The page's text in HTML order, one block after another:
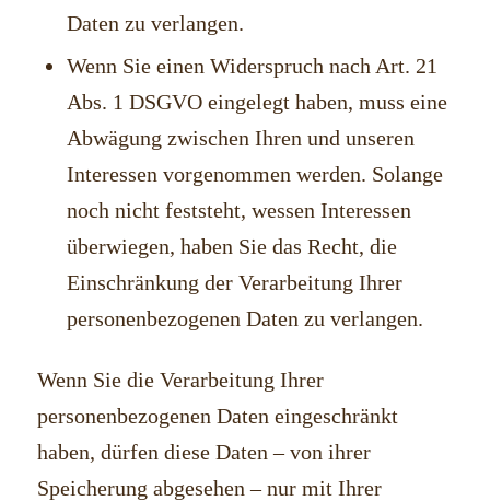
Daten zu verlangen.
Wenn Sie einen Widerspruch nach Art. 21
Abs. 1 DSGVO eingelegt haben, muss eine
Abwägung zwischen Ihren und unseren
Interessen vorgenommen werden. Solange
noch nicht feststeht, wessen Interessen
überwiegen, haben Sie das Recht, die
Einschränkung der Verarbeitung Ihrer
personenbezogenen Daten zu verlangen.
Wenn Sie die Verarbeitung Ihrer
personenbezogenen Daten eingeschränkt
haben, dürfen diese Daten – von ihrer
Speicherung abgesehen – nur mit Ihrer